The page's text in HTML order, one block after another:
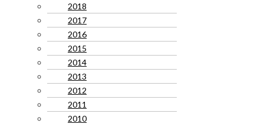
2018
2017
2016
2015
2014
2013
2012
2011
2010